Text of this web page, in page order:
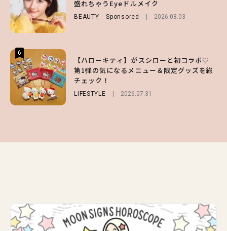
盛れちゃうEyeドルメイク
BEAUTY Sponsored 2026.08.03
6
【ハローキティ】がスシローと初コラボ♡
第1弾の気になるメニュー＆限定グッズを総
チェック！
LIFESTYLE 2026.07.31
ビュー！
ENTERTAINMENT 2026.07.31
6
【SNIDEL】長濱ねるとロマンティックトラ
ッドな秋はじめ｜2026秋の新作コーデ4選
チェック！
2026.07.31
6
【GU】夏の“主役級”アイテム決定！ヘルシ
ー＆可愛すぎる「大人の肌見せ」トップス3
選
FASHION 2026.07.19